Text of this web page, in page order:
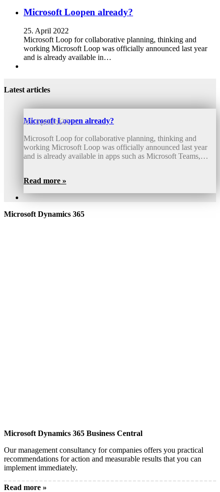
Microsoft Loopen already?
25. April 2022
Microsoft Loop for collaborative planning, thinking and
working Microsoft Loop was officially announced last year
and is already available in…
Latest articles
Microsoft Loopen already?
25. April 2022
Microsoft Loop for collaborative planning, thinking and
working Microsoft Loop was officially announced last year
and is already available in apps such as Microsoft Teams,…
Read more »
Microsoft Dynamics 365
Microsoft Dynamics 365 Business Central
Our management consultancy for companies offers you practical
recommendations for action and measurable results that you can
implement immediately.
Read more »